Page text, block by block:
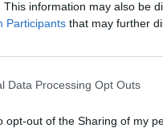
This information may also be
Participants that may further
Data Processing Opt Outs
opt-out of the Sharing of my
i patrazuar, është
pa proteina , të
vetëm energji të